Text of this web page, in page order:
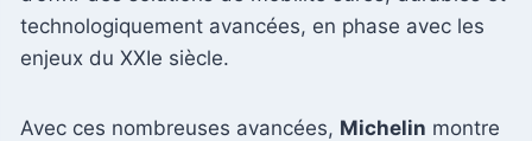
technologiquement avancées, en phase avec les
enjeux du XXIe siècle.
Avec ces nombreuses avancées, Michelin montre